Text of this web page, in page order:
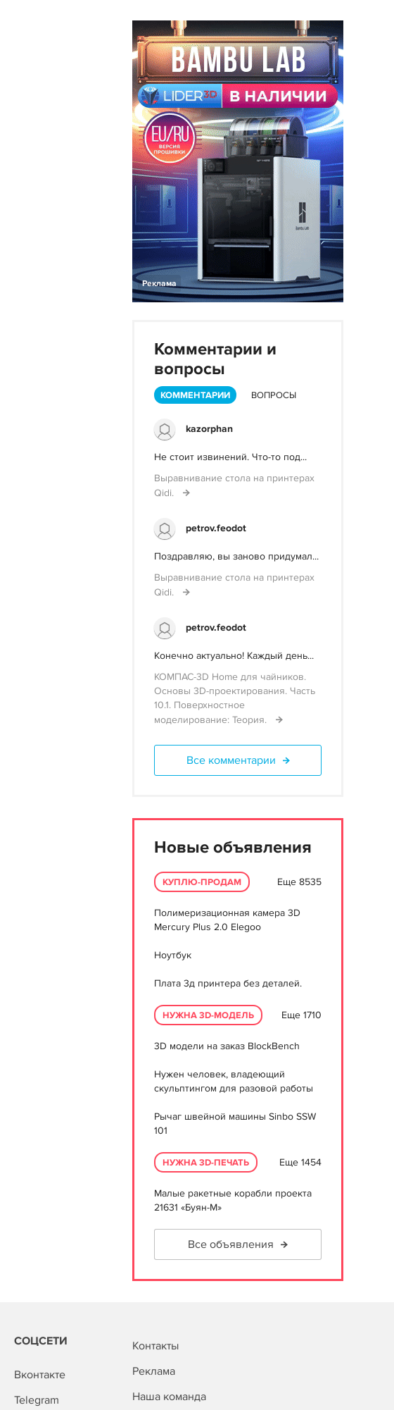
Реклама
Комментарии и
вопросы
КОММЕНТАРИИ ВОПРОСЫ
kazorphan
Не стоит извинений. Что-то под...
Выравнивание стола на принтерах
Qidi.
petrov.feodot
Поздравляю, вы заново придумал...
Выравнивание стола на принтерах
Qidi.
petrov.feodot
Конечно актуально! Каждый день...
КОМПАС-3D Home для чайников.
Основы 3D-проектирования. Часть
10.1. Поверхностное
моделирование: Теория.
Все комментарии
Новые объявления
КУПЛЮ-ПРОДАМ Еще 8535
Полимеризационная камера 3D
Mercury Plus 2.0 Elegoo
Ноутбук
Плата 3д принтера без деталей.
НУЖНА 3D-МОДЕЛЬ Еще 1710
3D модели на заказ BlockBench
Нужен человек, владеющий
скульптингом для разовой работы
Рычаг швейной машины Sinbo SSW
101
НУЖНА 3D-ПЕЧАТЬ Еще 1454
Малые ракетные корабли проекта
21631 «Буян-М»
Все объявления
СОЦСЕТИ
Вконтакте
Telegram
Контакты
Реклама
Наша команда